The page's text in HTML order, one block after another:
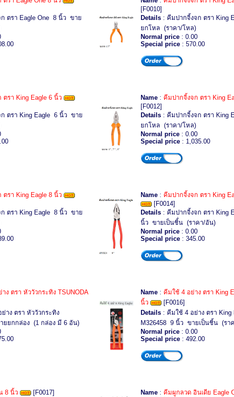
ตรา Eagle One 8 นิ้ว ขาย
[F0010]
Details : คีมปากจิ้งจก ตรา King
ยกโหล (ราคา/โหล)
Normal price : 0.00
Special price : 570.00
ตรา King Eagle 6 นิ้ว
ตรา King Eagle 6 นิ้ว ขาย
Name : คีมปากจิ้งจก ตรา King
[F0012]
Details : คีมปากจิ้งจก ตรา King
ยกโหล (ราคา/โหล)
Normal price : 0.00
Special price : 1,035.00
ตรา King Eagle 8 นิ้ว
ตรา King Eagle 8 นิ้ว ขาย
Name : คีมปากจิ้งจก ตรา King
[F0014]
Details : คีมปากจิ้งจก ตรา King
นิ้ว ขายเป็นชิ้่น (ราคา/อัน)
Normal price : 0.00
Special price : 345.00
ง ตรา หัววัวกระทิง TSUNODA
าง ตรา หัววัวกระทิง
ยยกกล่อง (1 กล่อง มี 6 อัน)
Name : คีมใช้ 4 อย่าง ตรา King
นิ้ว
[F0016]
Details : คีมใช้ 4 อย่าง ตรา King
M326458 9 นิ้ว ขายเป็นชิ้น (รา
Normal price : 0.00
Special price : 492.00
8 นิ้ว
[F0017]
Name : คีมผูกลวด อินเดีย Eagle